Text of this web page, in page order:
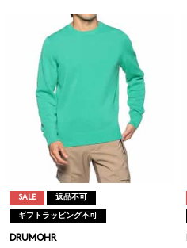
SALE 返品不可
ギフトラッピング不可
DRUMOHR